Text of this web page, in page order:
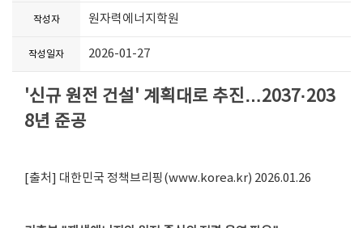
작성자 원자력에너지학원
작성일자 2026-01-27
'신규 원전 건설' 계획대로 추진…2037·203
8년 준공
[출처] 대한민국 정책브리핑(www.korea.kr) 2026.01.26